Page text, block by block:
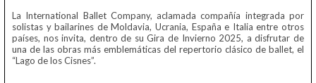
La International Ballet Company, aclamada compañía integrada por
solistas y bailarines de Moldavia, Ucrania, España e Italia entre otros
países, nos invita, dentro de su Gira de Invierno 2025, a disfrutar de
una de las obras más emblemáticas del repertorio clásico de ballet, el
“Lago de los Cisnes”.